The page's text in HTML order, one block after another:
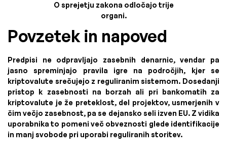
O sprejetju zakona odločajo trije
organi.
Povzetek in napoved
Predpisi ne odpravljajo zasebnih denarnic, vendar pa
jasno spreminjajo pravila igre na področjih, kjer se
kriptovalute srečujejo z reguliranim sistemom. Dosedanji
pristop k zasebnosti na borzah ali pri bankomatih za
kriptovalute je že preteklost, del projektov, usmerjenih v
čim večjo zasebnost, pa se dejansko seli izven EU. Z vidika
uporabnika to pomeni več obveznosti glede identifikacije
in manj svobode pri uporabi reguliranih storitev.